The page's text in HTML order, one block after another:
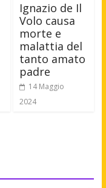
Ignazio de Il
Volo causa
morte e
malattia del
tanto amato
padre
14 Maggio
2024